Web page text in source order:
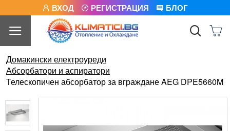
ВХОД РЕГИСТРАЦИЯ БЛОГ
Домакински електроуреди
Абсорбатори и аспиратори
Телескопичен абсорбатор за вграждане AEG DPE5660M